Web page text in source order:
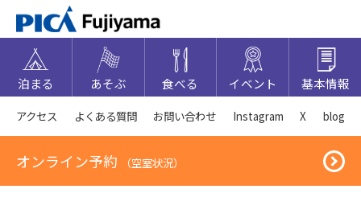
泊まる あそぶ 食べる イベント 基本情報
アクセス よくある質問 お問い合わせ Instagram X blog
オンライン予約 （空室状況）